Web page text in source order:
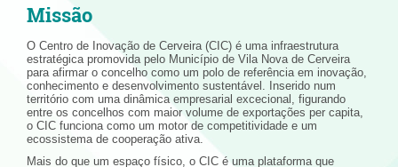
Missão
O Centro de Inovação de Cerveira (CIC) é uma infraestrutura
estratégica promovida pelo Município de Vila Nova de Cerveira
para afirmar o concelho como um polo de referência em inovação,
conhecimento e desenvolvimento sustentável. Inserido num
território com uma dinâmica empresarial excecional, figurando
entre os concelhos com maior volume de exportações per capita,
o CIC funciona como um motor de competitividade e um
ecossistema de cooperação ativa.
Mais do que um espaço físico, o CIC é uma plataforma que